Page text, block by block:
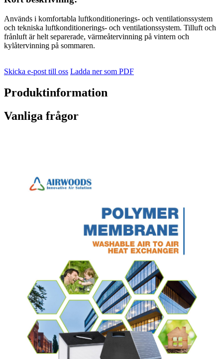
Används i komfortabla luftkonditionerings- och ventilationssystem
och tekniska luftkonditionerings- och ventilationssystem. Tilluft och
frånluft är helt separerade, värmeåtervinning på vintern och
kylåtervinning på sommaren.
Skicka e-post till oss Ladda ner som PDF
Produktinformation
Vanliga frågor